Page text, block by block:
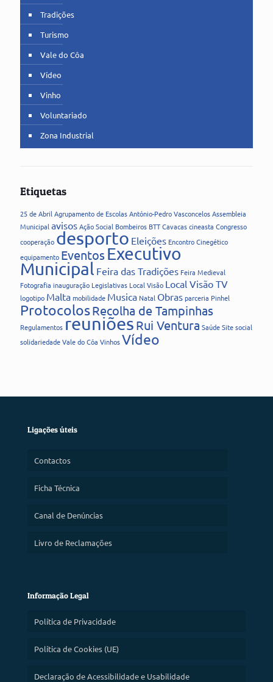
Tradições
Turismo
Vale do Côa
Vídeo
Vinho
Voluntariado
Zona Industrial
Etiquetas
25 de Abril Agrupamento de EscolasAntónio-Pedro VasconcelosAssembleia
Municipal avisosAção Social Bombeiros BTTCavacascineasta Congresso
cooperação desporto Eleições Encontro Cinegético
equipamento Eventos Executivo
Municipal Feira das Tradições Feira Medieval
Fotografia inauguração Legislativas Local Visão Local Visão TV
logotipo Maltamobilidade Musica Natal Obrasparceria Pinhel
ProtocolosRecolha de Tampinhas
Regulamentos reuniões Rui Ventura SaúdeSitesocial
solidariedadeVale do Côa VinhosVídeo
Ligações úteis
Contactos
Ficha Técnica
Canal de Denúncias
Livro de Reclamações
Informação Legal
Política de Privacidade
Política de Cookies (UE)
Declaração de Acessibilidade e Usabilidade